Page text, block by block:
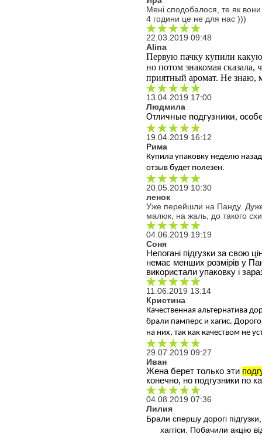
Мені сподобалося, те як
4 години це не для нас )))
22.03.2019 09:48
Alina
Первую пачку купили
но потом знакомая сказала,
приятный аромат. Не знаю,
13.04.2019 17:00
Людмила
Отличные подгузники,
19.04.2019 16:12
Рима
Купила упаковку неделю
отзыв будет полезен.
20.05.2019 10:30
ленок
Уже перейшли на Панду. Дуже
малюк, на жаль, до такого
04.06.2019 19:19
Соня
Непогані підгузки за свою
немає менших розмірів у
використали упаковку і
11.06.2019 13:14
Кристина
Качественная альтернатива
брали памперс и хагис.
на них, так как качеством не
29.07.2019 09:27
Иван
Жена берет только эти
конечно, но подгузники по
04.08.2019 07:36
Лилия
Брали спершу дорогі
хаггіси. Побачили акцію